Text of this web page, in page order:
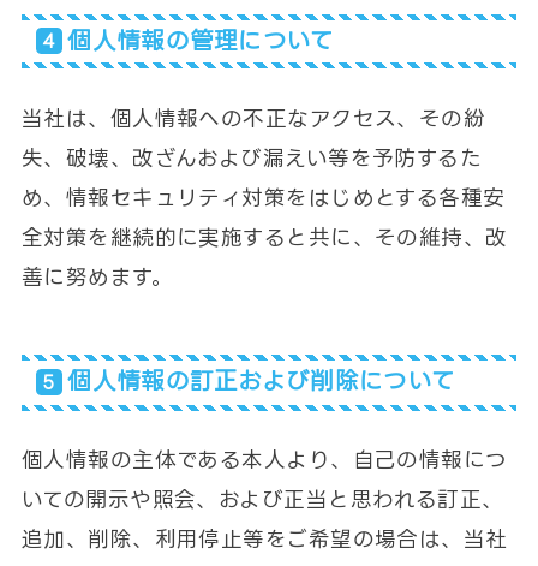
個人情報の管理について
当社は、個人情報への不正なアクセス、その紛
失、破壊、改ざんおよび漏えい等を予防するた
め、情報セキュリティ対策をはじめとする各種安
全対策を継続的に実施すると共に、その維持、改
善に努めます。
個人情報の訂正および削除について
個人情報の主体である本人より、自己の情報につ
いての開示や照会、および正当と思われる訂正、
追加、削除、利用停止等をご希望の場合は、当社